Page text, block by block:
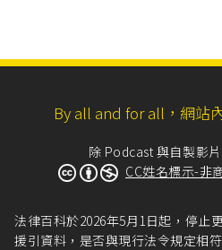
By all and for all，網站
除 Podcast 與自製影
CC姓名標示-非
法律百科於2026年5月1日起，停止
援引資料，是否與現行法令規定相符